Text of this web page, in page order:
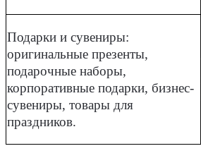
Подарки и сувениры:
оригинальные презенты,
подарочные наборы,
корпоративные подарки, бизнес-
сувениры, товары для
праздников.